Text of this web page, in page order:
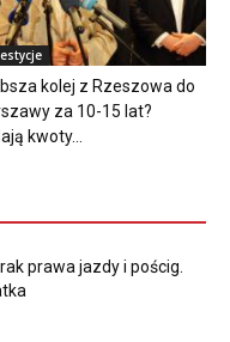
kolej z Rzeszowa do
za 10-15 lat?
kwoty...
prawa jazdy i pościg.